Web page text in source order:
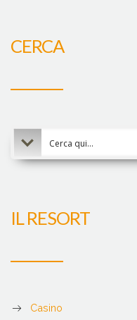
CERCA
IL RESORT
Casino